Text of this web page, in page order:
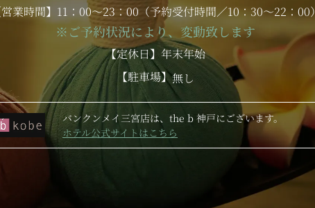
業時間】11：00～23：00 （予約受付時間／10：30～22：00）
※ご予約状況により、変動致します
【定休日】年末年始
【駐車場】無し
バンクンメイ三宮店は、the b 神戸にございます。
ホテル公式サイトはこちら